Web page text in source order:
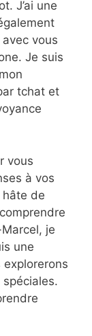
J’ai une
vous
Je suis
tchat et
vous
à vos
hâte de
je
une